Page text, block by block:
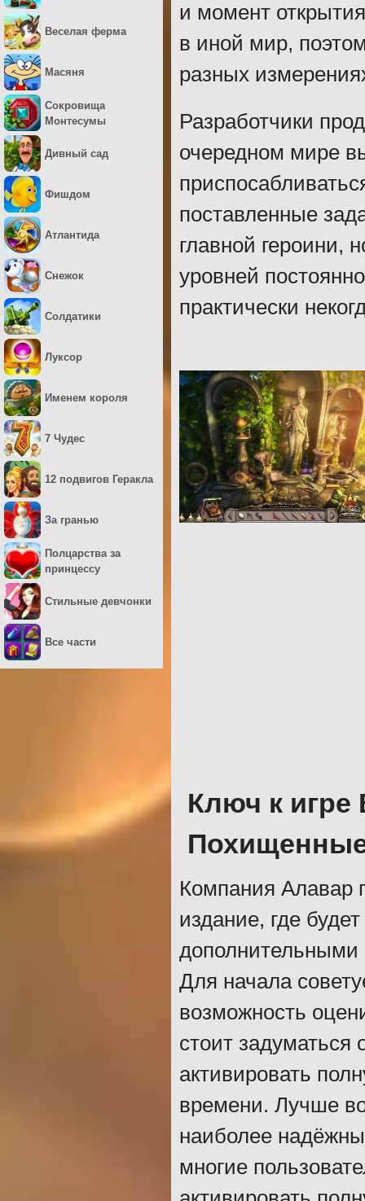
и момент
в иной мир,
разных
Разработчики
очередном мире
поставленные
главной героини,
уровней
практически
Ключ к игре
Компания Алавар
издание, где
дополнительными
Для начала
возможность
стоит задуматься
активировать
времени. Лучше
наиболее
многие
Веселая ферма
Масяня
Сокровища
Монтесумы
Дивный сад
Фишдом
Атлантида
Снежок
Солдатики
Луксор
Именем короля
7 Чудес
12 подвигов Геракла
За гранью
Полцарства за
принцессу
Стильные девчонки
Все части